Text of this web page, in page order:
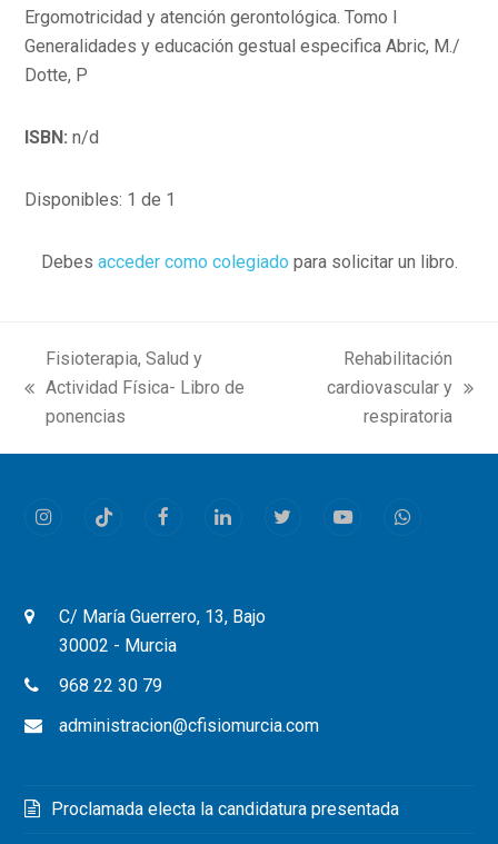
Ergomotricidad y atención gerontológica. Tomo I
Generalidades y educación gestual especifica Abric, M./
Dotte, P
ISBN: n/d
Disponibles: 1 de 1
Debes acceder como colegiado para solicitar un libro.
previous
post:
Fisioterapia, Salud y
Actividad Física- Libro de
ponencias
Rehabilitación
cardiovascular y
respiratoria
InstagramTiktok FacebookLinkedInTwitterYoutubeWhatsapp
C/ María Guerrero, 13, Bajo
30002 - Murcia
968 22 30 79
administracion@cfisiomurcia.com
Proclamada electa la candidatura presentada